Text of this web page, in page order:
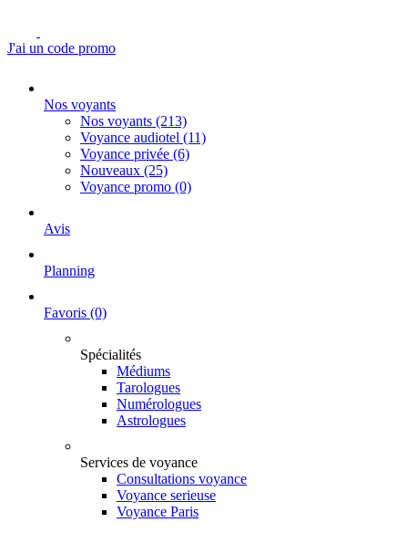
J'ai un code promo
Nos voyants
Nos voyants (213)
Voyance audiotel (11)
Voyance privée (6)
Nouveaux (25)
Voyance promo (0)
Avis
Planning
Favoris (0)
Spécialités
Médiums
Tarologues
Numérologues
Astrologues
Services de voyance
Consultations voyance
Voyance serieuse
Voyance Paris